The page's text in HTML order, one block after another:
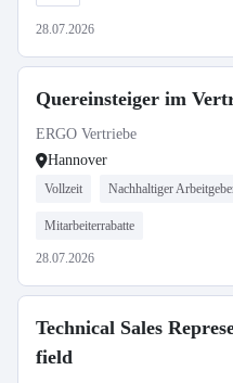
28.07.2026
Quereinsteiger im
ERGO Vertriebe
Hannover
Vollzeit Nachhaltiger
Mitarbeiterrabatte
28.07.2026
Technical Sales
field